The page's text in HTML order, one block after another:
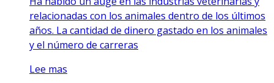
relacionadas con los animales dentro de los últimos
años. La cantidad de dinero gastado en los animales
y el número de carreras
Lee mas